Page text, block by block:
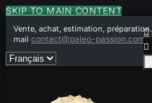
SKIP TO MAIN CONTENT
Vente, achat, estimation,
mailcontact@paleo-passion.com

